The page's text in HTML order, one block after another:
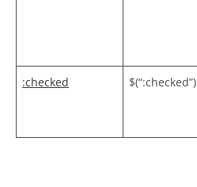
:checked $(“:checked”)